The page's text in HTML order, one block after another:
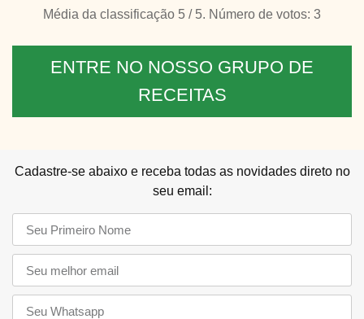
Média da classificação 5 / 5. Número de votos: 3
ENTRE NO NOSSO GRUPO DE
RECEITAS
Cadastre-se abaixo e receba todas as novidades direto no
seu email: